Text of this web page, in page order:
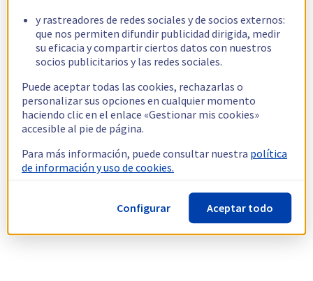
y rastreadores de redes sociales y de socios externos:
que nos permiten difundir publicidad dirigida, medir
su eficacia y compartir ciertos datos con nuestros
socios publicitarios y las redes sociales.
Puede aceptar todas las cookies, rechazarlas o
personalizar sus opciones en cualquier momento
haciendo clic en el enlace «Gestionar mis cookies»
accesible al pie de página.
Para más información, puede consultar nuestra política
de información y uso de cookies.
Configurar Aceptar todo